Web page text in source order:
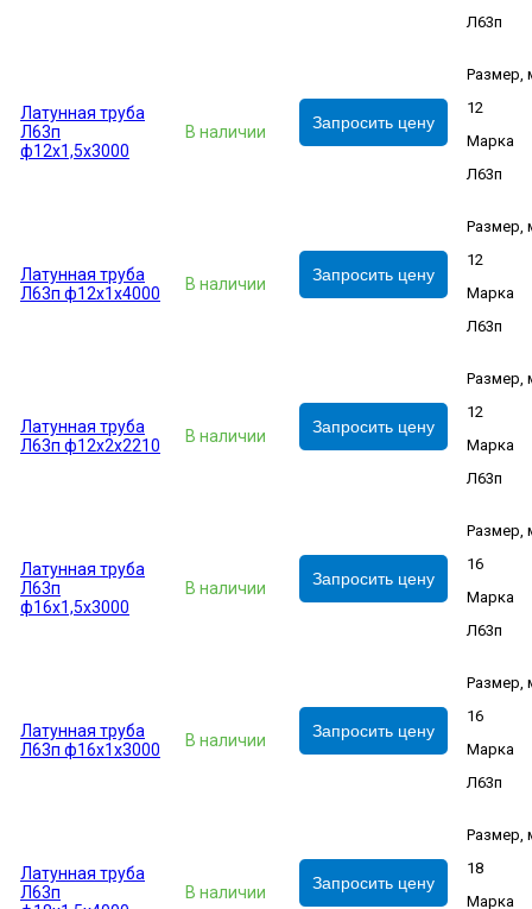
Л63п
Латунная труба
Л63п
ф12х1,5х3000
В наличии Запросить цену
Размер,
12
Марка
Л63п
Латунная труба
Л63п ф12х1х4000
В наличии Запросить цену
Размер,
12
Марка
Л63п
Латунная труба
Л63п ф12х2х2210
В наличии Запросить цену
Размер,
12
Марка
Л63п
Латунная труба
Л63п
ф16х1,5х3000
В наличии Запросить цену
Размер,
16
Марка
Л63п
Латунная труба
Л63п ф16х1х3000
В наличии Запросить цену
Размер,
16
Марка
Л63п
Латунная труба
Л63п
В наличии Запросить цену
Размер,
18
Марка